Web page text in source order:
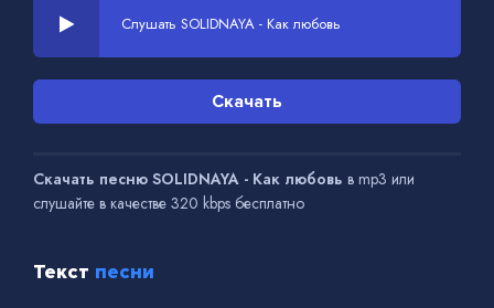
Слушать SOLIDNAYA - Как любовь
Скачать
Скачать песню SOLIDNAYA - Как любовь в mp3 или
слушайте в качестве 320 kbps бесплатно
Текст песни